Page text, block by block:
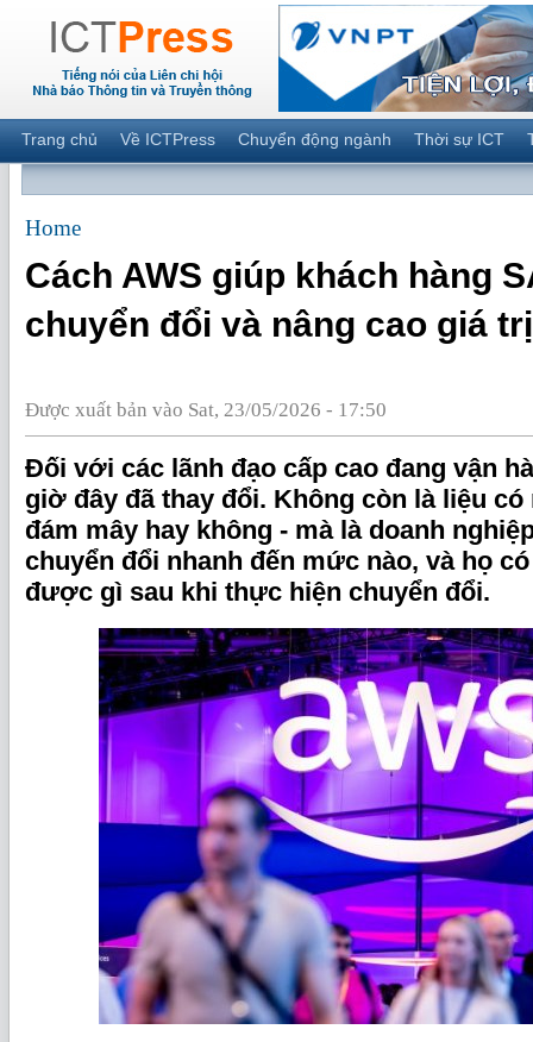
Trang chủ Về ICTPress Chuyển động ngành Thời sự ICT
Home
Cách AWS giúp khách hàng
chuyển đổi và nâng cao giá trị
Được xuất bản vào Sat, 23/05/2026 - 17:50
Đối với các lãnh đạo cấp cao đang vận
giờ đây đã thay đổi. Không còn là liệu có
đám mây hay không - mà là doanh
chuyển đổi nhanh đến mức nào, và họ
được gì sau khi thực hiện chuyển đổi.